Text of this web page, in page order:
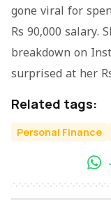
gone viral for
Rs 90,000 salary.
breakdown on
surprised at her
Related tags:
Personal Finance